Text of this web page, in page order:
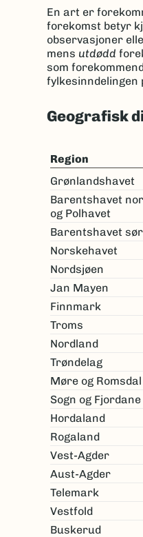
En art er
forekomst betyr
observasjoner
mens utdødd
som
fylkesinndelingen
Geografisk
Region
Grønlandshavet
Barentshavet
og Polhavet
Barentshavet sør
Norskehavet
Nordsjøen
Jan Mayen
Finnmark
Troms
Nordland
Trøndelag
Møre og Romsdal
Sogn og Fjordane
Hordaland
Rogaland
Vest-Agder
Aust-Agder
Telemark
Vestfold
Buskerud